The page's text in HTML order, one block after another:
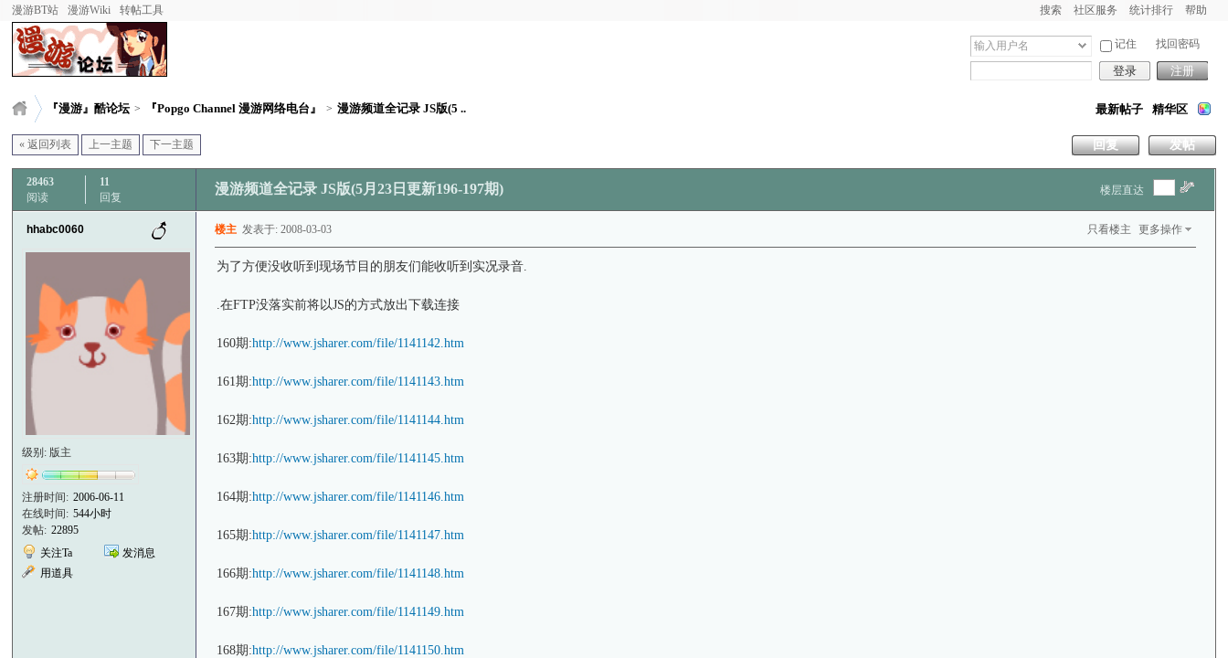
搜索 社区服务 统计排行 帮助
漫游BT站 漫游Wiki 转帖工具
记住 找回密码
登录 注册
最新帖子 精华区
『漫游』酷论坛 > 『Popgo Channel 漫游网络电台』 > 漫游频道全记录 JS版(5 ..
发帖
回复
« 返回列表 上一主题 下一主题
28463
阅读
11
回复
漫游频道全记录 JS版(5月23日更新196-197期) 楼层直达
hhabc0060
级别: 版主
注册时间: 2006-06-11
在线时间: 544小时
发帖: 22895
关注Ta
发消息
用道具
只看楼主 更多操作
楼主 发表于: 2008-03-03
为了方便没收听到现场节目的朋友们能收听到实况录音.
.在FTP没落实前将以JS的方式放出下载连接
160期:http://www.jsharer.com/file/1141142.htm
161期:http://www.jsharer.com/file/1141143.htm
162期:http://www.jsharer.com/file/1141144.htm
163期:http://www.jsharer.com/file/1141145.htm
164期:http://www.jsharer.com/file/1141146.htm
165期:http://www.jsharer.com/file/1141147.htm
166期:http://www.jsharer.com/file/1141148.htm
167期:http://www.jsharer.com/file/1141149.htm
168期:http://www.jsharer.com/file/1141150.htm